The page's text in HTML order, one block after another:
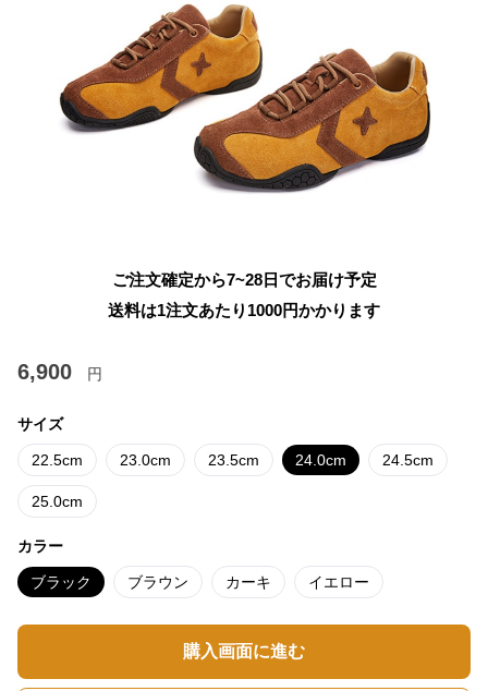
ご注文確定から7~28日でお届け予定
送料は1注文あたり 1000円かかります
6,900 円
サイズ
22.5cm 23.0cm 23.5cm 24.0cm 24.5cm
25.0cm
カラー
ブラック ブラウン カーキ イエロー
購入画面に進む